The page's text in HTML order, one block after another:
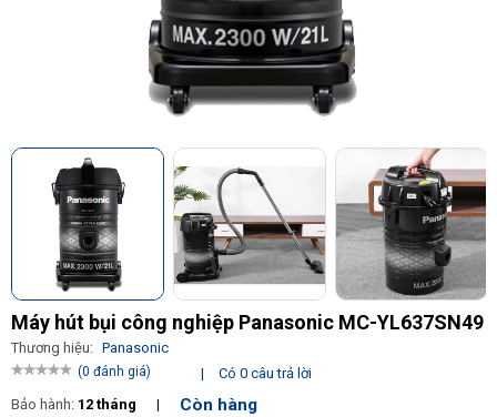
Máy hút bụi công nghiệp Panasonic MC-YL637SN49
Thương hiệu: Panasonic
(0 đánh giá) |
Có 0 câu trả lời
Bảo hành: 12 tháng | Còn hàng